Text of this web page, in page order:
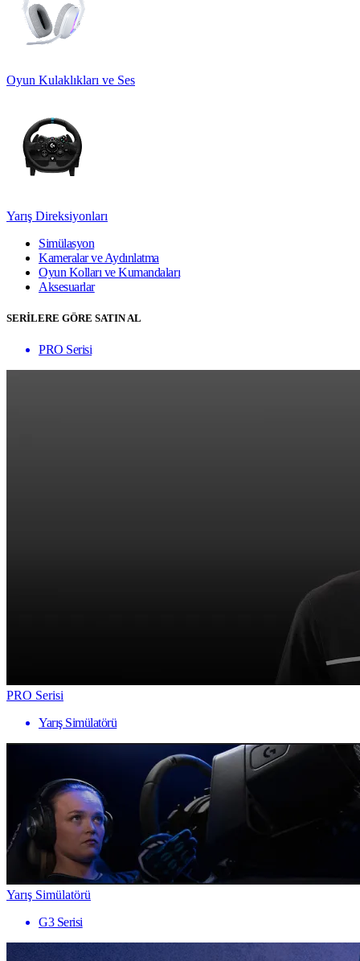
Oyun Kulaklıkları ve Ses
Yarış Direksiyonları
Simülasyon
Kameralar ve Aydınlatma
Oyun Kolları ve Kumandaları
Aksesuarlar
SERİLERE GÖRE SATIN AL
PRO Serisi
PRO Serisi
Yarış Simülatörü
Yarış Simülatörü
G3 Serisi